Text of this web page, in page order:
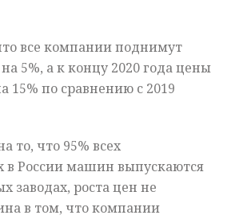
все компании поднимут
5%, а к концу 2020 года цены
15% по сравнению с 2019
то, что 95% всех
в России машин выпускаются
заводах, роста цен не
в том, что компании